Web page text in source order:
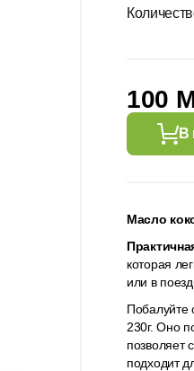
100
В
Масло
которая
или в
Побалуйте
230г. Оно
позволяет
подходит